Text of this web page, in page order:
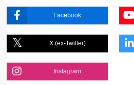
Facebook
X (ex-Twitter)
Instagram